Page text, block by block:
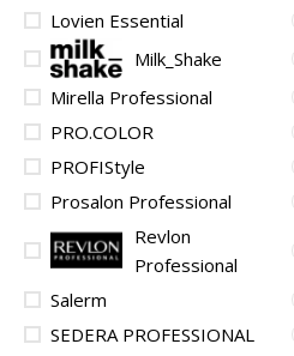
Lovien Essential
Milk_Shake
Mirella Professional
PRO.COLOR
PROFIStyle
Prosalon Professional
Revlon
Professional
Salerm
SEDERA PROFESSIONAL